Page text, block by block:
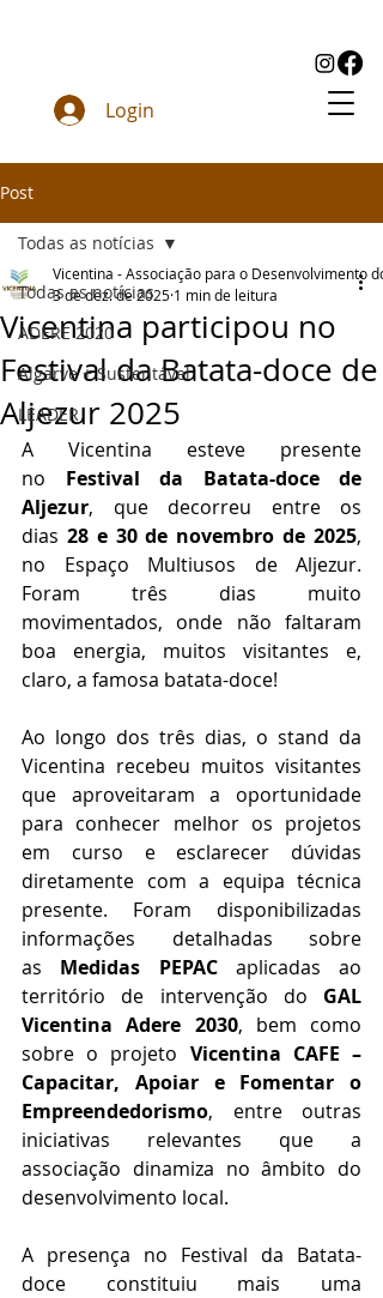
Login
Post
Todas as notícias
ADERE 2020
Algarve + Sustentável
LEADER
Todas as notícias
Vicentina participou no
Festival da Batata-doce de
Aljezur 2025
Vicentina - Associação para o Desenvolvimento
3 de dez. de 2025 1 min de leitura
A Vicentina esteve presente
no Festival da Batata-doce de
Aljezur, que decorreu entre os
dias 28 e 30 de novembro de 2025,
no Espaço Multiusos de Aljezur.
Foram três dias muito
movimentados, onde não faltaram
boa energia, muitos visitantes e,
claro, a famosa batata-doce!
Ao longo dos três dias, o stand da
Vicentina recebeu muitos visitantes
que aproveitaram a oportunidade
para conhecer melhor os projetos
em curso e esclarecer dúvidas
diretamente com a equipa técnica
presente. Foram disponibilizadas
informações detalhadas sobre
as Medidas PEPAC aplicadas ao
território de intervenção do GAL
Vicentina Adere 2030, bem como
sobre o projeto Vicentina CAFE –
Capacitar, Apoiar e Fomentar o
Empreendedorismo, entre outras
iniciativas relevantes que a
associação dinamiza no âmbito do
desenvolvimento local.
A presença no Festival da Batata-
doce constituiu mais uma